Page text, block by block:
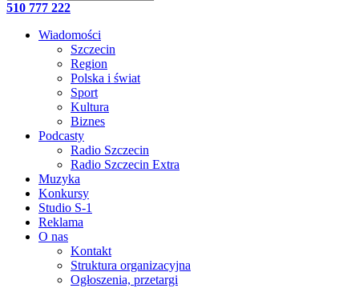
510 777 222
Wiadomości
Szczecin
Region
Polska i świat
Sport
Kultura
Biznes
Podcasty
Radio Szczecin
Radio Szczecin Extra
Muzyka
Konkursy
Studio S-1
Reklama
O nas
Kontakt
Struktura organizacyjna
Ogłoszenia, przetargi